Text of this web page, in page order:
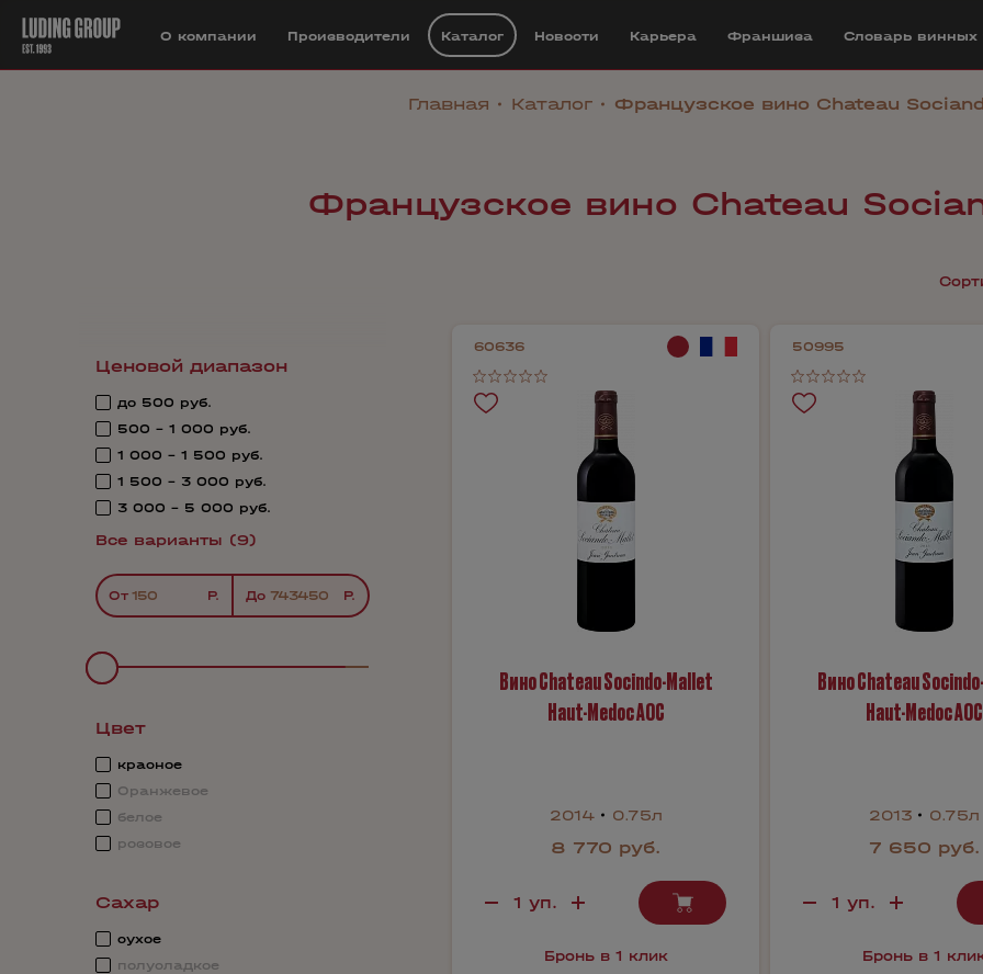
О компании Производители Каталог Новости Карьера Франшиза Cловарь винных
Главная Каталог Французское вино Chateau
Французское вино Chateau
Ценовой диапазон
до 500 руб.
500 - 1 000 руб.
1 000 - 1 500 руб.
1 500 - 3 000 руб.
3 000 - 5 000 руб.
Все варианты (9)
От До
Цвет
красное
Оранжевое
белое
розовое
Сахар
сухое
полусладкое
60636
Вино Chateau Socindo-Mallet
Haut-Medoc AOC
2014 0.75л
8 770 руб.
Бронь в 1 клик
50995
Вино Chateau
Haut-Medoc AOC
2013 0.75л
7 650 руб.
Бронь в 1